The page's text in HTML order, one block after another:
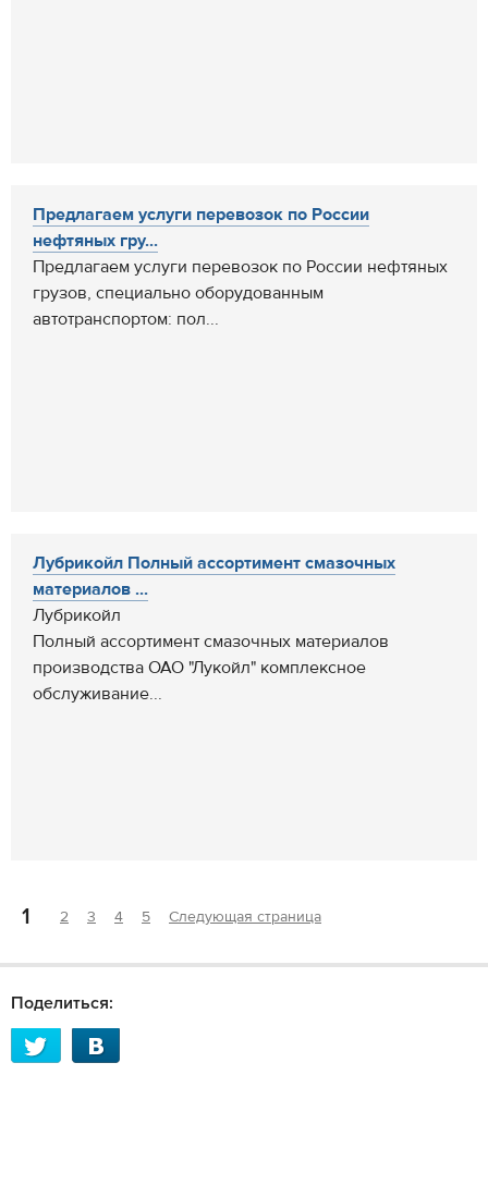
Предлагаем услуги перевозок по России
нефтяных гру...
Предлагаем услуги перевозок по России нефтяных
грузов, специально оборудованным
автотранспортом: пол...
Лубрикойл Полный ассортимент смазочных
материалов ...
Лубрикойл
Полный ассортимент смазочных материалов
производства ОАО "Лукойл" комплексное
обслуживание...
1 2 3 4 5 Следующая страница
Поделиться: